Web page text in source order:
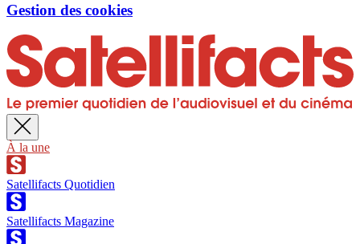
Gestion des cookies
À la une
Satellifacts Quotidien
Satellifacts Magazine